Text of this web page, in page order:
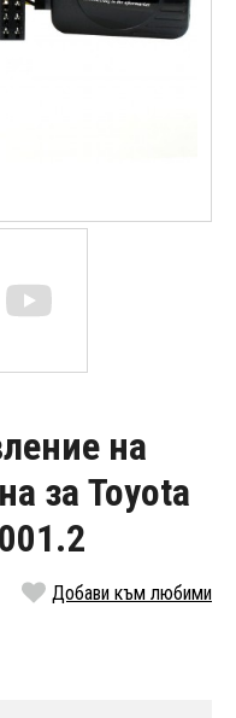
на
за Toyota
Добави към любими